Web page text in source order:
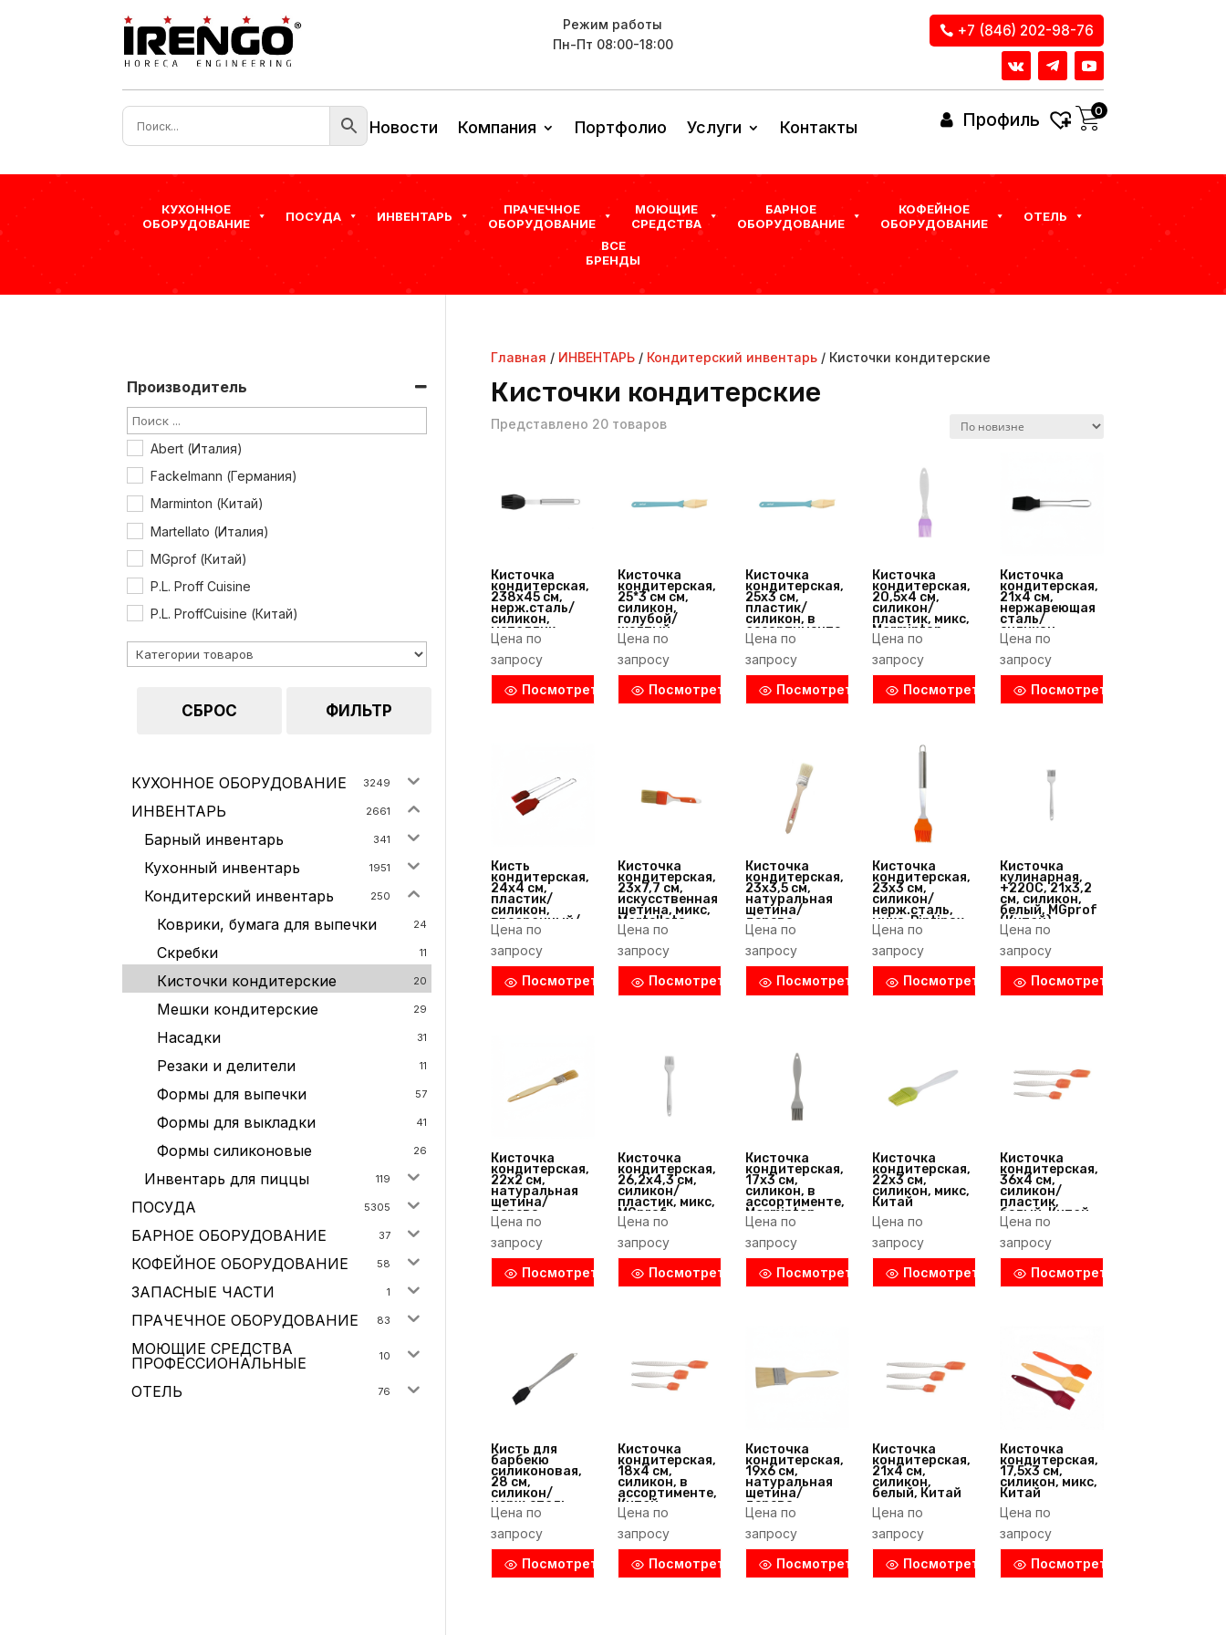
Режим работы
Пн-Пт 08:00-18:00
+7 (846) 202-98-76
Новости Компания Портфолио Услуги Контакты Профиль 0
КУХОННОЕ
ОБОРУДОВАНИЕ
ПОСУДА ИНВЕНТАРЬ
ПРАЧЕЧНОЕ
ОБОРУДОВАНИЕ
МОЮЩИЕ
СРЕДСТВА
БАРНОЕ
ОБОРУДОВАНИЕ
КОФЕЙНОЕ
ОБОРУДОВАНИЕ
ОТЕЛЬ
ВСЕ
БРЕНДЫ
Главная / ИНВЕНТАРЬ/ Кондитерский инвентарь/ Кисточки кондитерские
Кисточки кондитерские
Представлено 20 товаров
Кисточка
кондитерская,
238х45 см,
нерж.сталь/
силикон,
металлик,
Abert (Италия)
Цена по
запросу
Посмотреть
Кисточка
кондитерская,
25*3 см см,
силикон,
голубой/
желтый,
Fackelmann
Цена по
запросу
Посмотреть
Кисточка
кондитерская,
25х3 см,
пластик/
силикон, в
ассортименте,
Fackelmann
Цена по
запросу
Посмотреть
Кисточка
кондитерская,
20,5х4 см,
силикон/
пластик, микс,
Marminton
(Китай)
Цена по
запросу
Посмотреть
Кисточка
кондитерская,
21х4 см,
нержавеющая
сталь/
силикон,
металлик,
(Германия)
Цена по
запросу
Посмотреть
Кисть
кондитерская,
24х4 см,
пластик/
силикон,
прозрачный/
красный, P.L.
Цена по
запросу
Посмотреть
Кисточка
кондитерская,
23х7,7 см,
искусственная
щетина, микс,
Martellato
(Италия)
Цена по
запросу
Посмотреть
Кисточка
кондитерская,
23х3,5 см,
натуральная
щетина/
дерево,
бежевый,
(Франция)
Цена по
запросу
Посмотреть
Кисточка
кондитерская,
23х3 см,
силикон/
нерж.сталь,
микс, Pintinox
(Италия)
Цена по
запросу
Посмотреть
Кисточка
кулинарная,
+220С, 21х3,2
см, силикон,
белый, MGprof
(Китай)
Цена по
запросу
Посмотреть
Кисточка
кондитерская,
22х2 см,
натуральная
щетина/
дерево,
бежевый,
(Франция)
Цена по
запросу
Посмотреть
Кисточка
кондитерская,
26,2х4,3 см,
силикон/
пластик, микс,
MGprof
(Китай)
Цена по
запросу
Посмотреть
Кисточка
кондитерская,
17х3 см,
силикон, в
ассортименте,
Marminton
(Китай)
Цена по
запросу
Посмотреть
Кисточка
кондитерская,
22х3 см,
силикон, микс,
Китай
Цена по
запросу
Посмотреть
Кисточка
кондитерская,
36х4 см,
силикон/
пластик,
белый, Китай
Цена по
запросу
Посмотреть
Кисть для
барбекю
силиконовая,
28 см,
силикон/
нерж.сталь,
серый, P.L.
(Китай)
Цена по
запросу
Посмотреть
Кисточка
кондитерская,
18х4 см,
силикон, в
ассортименте,
Китай
Цена по
запросу
Посмотреть
Кисточка
кондитерская,
19х6 см,
натуральная
щетина/
дерево,
бежевый,
(Германия)
Цена по
запросу
Посмотреть
Кисточка
кондитерская,
21х4 см,
силикон,
белый, Китай
Цена по
запросу
Посмотреть
Кисточка
кондитерская,
17,5х3 см,
силикон, микс,
Китай
Цена по
запросу
Посмотреть
Производитель
Abert (Италия)
Fackelmann (Германия)
Marminton (Китай)
Martellato (Италия)
MGprof (Китай)
P.L. Proff Cuisine
P.L. ProffСuisine (Китай)
Pintinox (Италия)
Tellier (Франция)
ФИЛЬТР
СБРОС
КУХОННОЕ ОБОРУДОВАНИЕ 3249
ИНВЕНТАРЬ 2661
Барный инвентарь 341
Кухонный инвентарь 1951
Кондитерский инвентарь 250
Коврики, бумага для выпечки 24
Скребки 11
Кисточки кондитерские 20
Мешки кондитерские 29
Насадки 31
Резаки и делители 11
Формы для выпечки 57
Формы для выкладки 41
Формы силиконовые 26
Инвентарь для пиццы 119
ПОСУДА 5305
БАРНОЕ ОБОРУДОВАНИЕ 37
КОФЕЙНОЕ ОБОРУДОВАНИЕ 58
ЗАПАСНЫЕ ЧАСТИ 1
ПРАЧЕЧНОЕ ОБОРУДОВАНИЕ 83
МОЮЩИЕ СРЕДСТВА
ПРОФЕССИОНАЛЬНЫЕ
10
ОТЕЛЬ 76